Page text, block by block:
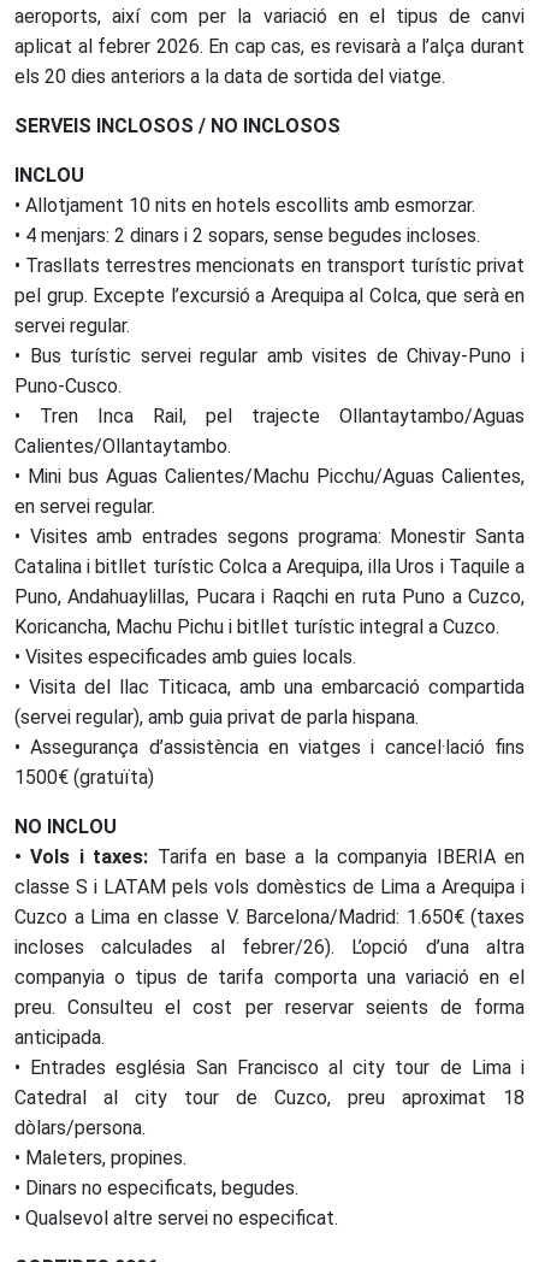
aeroports, així com per la variació en el tipus de canvi
aplicat al febrer 2026. En cap cas, es revisarà a l’alça durant
els 20 dies anteriors a la data de sortida del viatge.
SERVEIS INCLOSOS / NO INCLOSOS
INCLOU
• Allotjament 10 nits en hotels escollits amb esmorzar.
• 4 menjars: 2 dinars i 2 sopars, sense begudes incloses.
• Trasllats terrestres mencionats en transport turístic privat
pel grup. Excepte l’excursió a Arequipa al Colca, que serà en
servei regular.
• Bus turístic servei regular amb visites de Chivay-Puno i
Puno-Cusco.
• Tren Inca Rail, pel trajecte Ollantaytambo/Aguas
Calientes/Ollantaytambo.
• Mini bus Aguas Calientes/Machu Picchu/Aguas Calientes,
en servei regular.
• Visites amb entrades segons programa: Monestir Santa
Catalina i bitllet turístic Colca a Arequipa, illa Uros i Taquile a
Puno, Andahuaylillas, Pucara i Raqchi en ruta Puno a Cuzco,
Koricancha, Machu Pichu i bitllet turístic integral a Cuzco.
• Visites especificades amb guies locals.
• Visita del llac Titicaca, amb una embarcació compartida
(servei regular), amb guia privat de parla hispana.
• Assegurança d’assistència en viatges i cancel·lació fins
1500€ (gratuïta)
NO INCLOU
• Vols i taxes: Tarifa en base a la companyia IBERIA en
classe S i LATAM pels vols domèstics de Lima a Arequipa i
Cuzco a Lima en classe V. Barcelona/Madrid: 1.650€ (taxes
incloses calculades al febrer/26). L’opció d’una altra
companyia o tipus de tarifa comporta una variació en el
preu. Consulteu el cost per reservar seients de forma
anticipada.
• Entrades església San Francisco al city tour de Lima i
Catedral al city tour de Cuzco, preu aproximat 18
dòlars/persona.
• Maleters, propines.
• Dinars no especificats, begudes.
• Qualsevol altre servei no especificat.